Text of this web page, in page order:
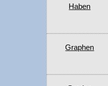
Haben
Graphen